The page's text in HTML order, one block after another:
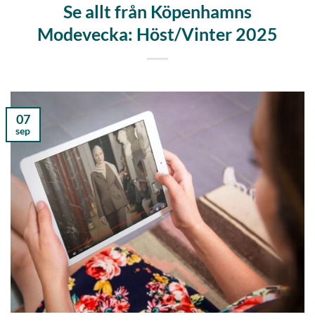
Se allt från Köpenhamns
Modevecka: Höst/Vinter 2025
07
sep